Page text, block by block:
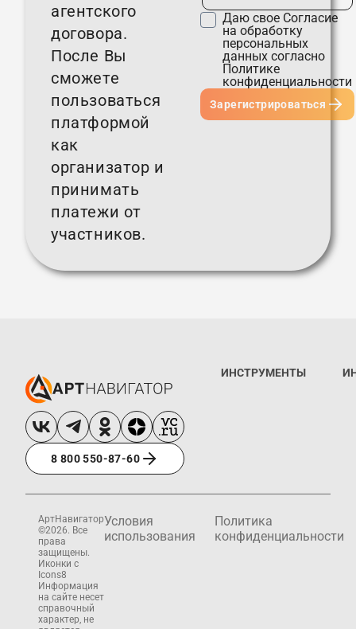
агентского
договора.
После Вы
сможете
пользоваться
платформой
как
организатор и
принимать
платежи от
участников.
Даю свое Согласие
на обработку
персональных
данных согласно
Политике
конфиденциальности
Зарегистрироваться
8 800 550-87-60
ИНСТРУМЕНТЫ
АртНавигатор
©2026. Все
права
защищены.
Иконки с
Icons8
Информация
на сайте несет
справочный
характер, не
Условия
использования
Политика
конфиденциальности